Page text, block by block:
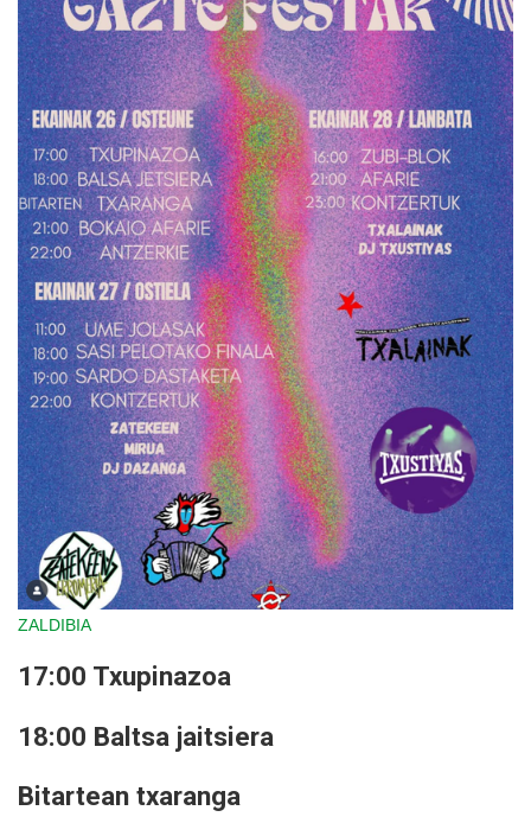
ZALDIBIA
17:00 Txupinazoa
18:00 Baltsa jaitsiera
Bitartean txaranga